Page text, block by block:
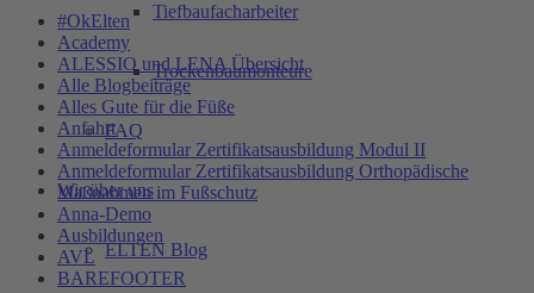
Tiefbaufacharbeiter
Trockenbaumonteure
FAQ
Wir über uns
ELTEN Blog
#OkElten
Academy
ALESSIO und LENA Übersicht
Alle Blogbeiträge
Alles Gute für die Füße
Anfahrt
Anmeldeformular Zertifikatsausbildung Modul II
Anmeldeformular Zertifikatsausbildung Orthopädische
Maßnahmen im Fußschutz
Anna-Demo
Ausbildungen
AVL
BAREFOOTER